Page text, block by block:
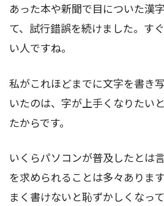
あった本や新聞で目についた漢
て、試行錯誤を続けました。す
い人ですね。
私がこれほどまでに文字を書き
いたのは、字が上手くなりたい
たからです。
いくらパソコンが普及したとは
を求められることは多々ありま
まく書けないと恥ずかしくなって